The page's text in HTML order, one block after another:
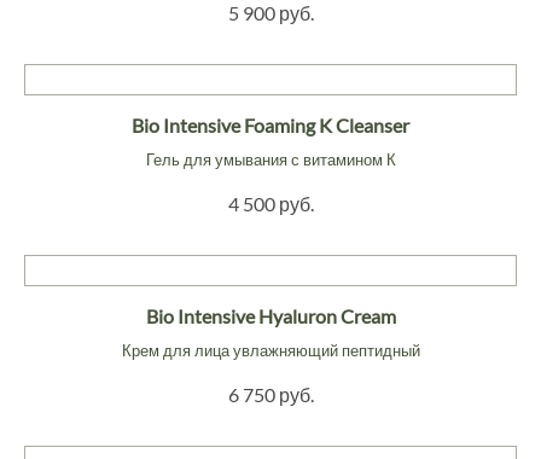
5 900 руб.
Bio Intensive Foaming K Cleanser
Гель для умывания с витамином К
4 500 руб.
Bio Intensive Hyaluron Cream
Крем для лица увлажняющий пептидный
6 750 руб.